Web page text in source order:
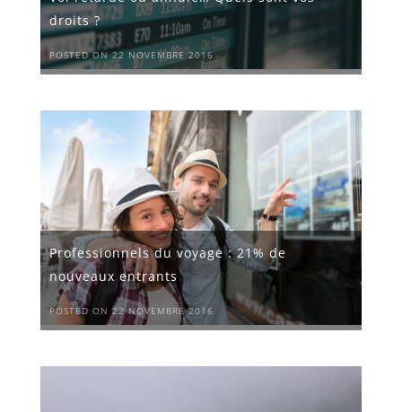
droits ?
POSTED ON 22 NOVEMBRE 2016
Professionnels du voyage : 21% de
nouveaux entrants
POSTED ON 22 NOVEMBRE 2016